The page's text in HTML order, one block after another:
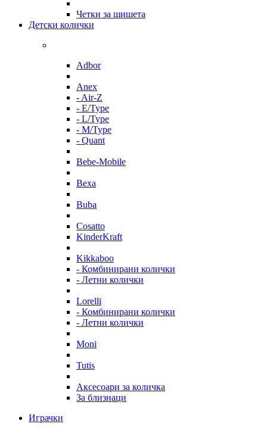
Четки за шишета
Детски колички
Adbor
Anex
- Air-Z
- E/Type
- L/Type
- M/Type
- Quant
Bebe-Mobile
Bexa
Buba
Cosatto
KinderKraft
Kikkaboo
- Комбинирани колички
- Летни колички
Lorelli
- Комбинирани колички
- Летни колички
Moni
Tutis
Аксесоари за количка
За близнаци
Играчки